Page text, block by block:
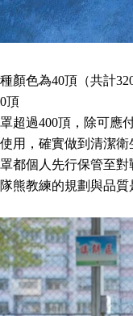
顏色為40頂（共計
頂
超過400頂，除可應
用，確實做到清潔
都個人先行保管至
熊教練的規劃與品